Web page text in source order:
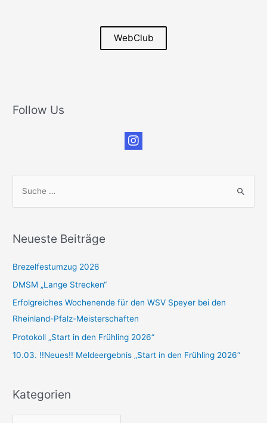
WebClub
Follow Us
n
:
Neueste Beiträge
Brezelfestumzug 2026
DMSM „Lange Strecken“
Erfolgreiches Wochenende für den WSV Speyer bei den
Rheinland-Pfalz-Meisterschaften
Protokoll „Start in den Frühling 2026“
10.03. !!Neues!! Meldeergebnis „Start in den Frühling 2026“
Kategorien